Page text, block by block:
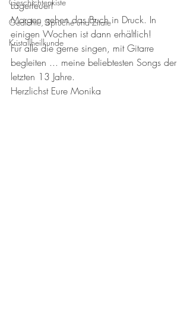
Geschichtenkiste
Gedichte, Sprüche und Zitate
Kristallheilkunde
Lagerfeuer!
Morgen gehen das Buch in Druck. In
einigen Wochen ist dann erhältlich!
Für alle die gerne singen, mit Gitarre
begleiten ... meine beliebtesten Songs der
letzten 13 Jahre.
Herzlichst Eure Monika